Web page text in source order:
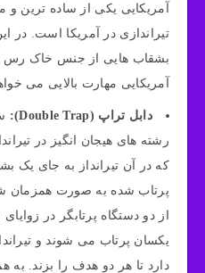
آمریکایی یکی از ساده ترین
تیراندازی در آمریکا است. در
بشقاب هایی از جنس خاک رس
آمریکایی مهارت بالایی می
دابل تراپ (Double Trap):
رشته های هیجان انگیز در
که در آن تیرانداز به جای یک
پرتاب شده به صورت همزمان
از دو دستگاه پرتابگر در
یکسان پرتاب می شوند و
دارد تا هر دو هدف را بزند. به